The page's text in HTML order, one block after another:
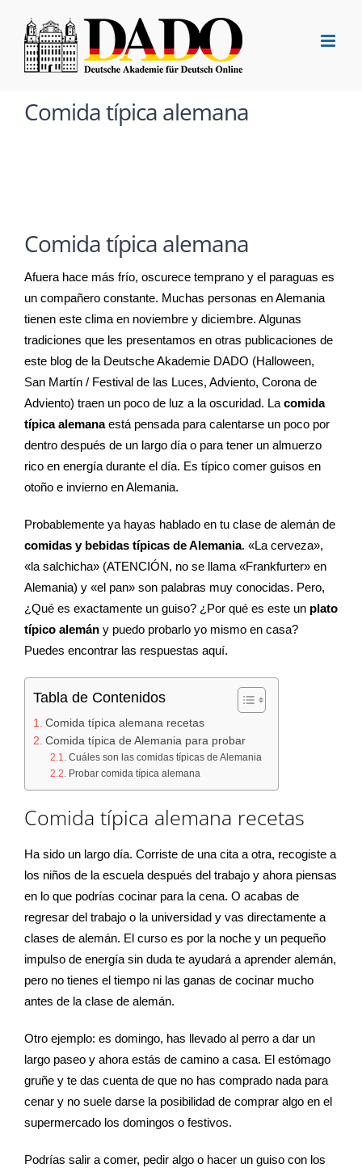
contenido
Comida típica alemana
Comida típica alemana
Afuera hace más frío, oscurece temprano y el paraguas es
un compañero constante. Muchas personas en Alemania
tienen este clima en noviembre y diciembre. Algunas
tradiciones que les presentamos en otras publicaciones de
este blog de la Deutsche Akademie DADO (Halloween,
San Martín / Festival de las Luces, Adviento, Corona de
Adviento) traen un poco de luz a la oscuridad. La comida
típica alemanaestá pensada para calentarse un poco por
dentro después de un largo día o para tener un almuerzo
rico en energía durante el día. Es típico comer guisos en
otoño e invierno en Alemania.
Probablemente ya hayas hablado en tu clase de alemán de
comidas y bebidas típicas de Alemania. «La cerveza»,
«la salchicha» (ATENCIÓN, no se llama «Frankfurter» en
Alemania) y «el pan» son palabras muy conocidas. Pero,
¿Qué es exactamente un guiso? ¿Por qué es este un plato
típico alemán y puedo probarlo yo mismo en casa?
Puedes encontrar las respuestas aquí.
Tabla de Contenidos
Comida típica alemana recetas
Comida típica de Alemania para probar
Cuáles son las comidas típicas de Alemania
Probar comida típica alemana
Comida típica alemana recetas
Ha sido un largo día. Corriste de una cita a otra, recogiste a
los niños de la escuela después del trabajo y ahora piensas
en lo que podrías cocinar para la cena. O acabas de
regresar del trabajo o la universidad y vas directamente a
clases de alemán. El curso es por la noche y un pequeño
impulso de energía sin duda te ayudará a aprender alemán,
pero no tienes el tiempo ni las ganas de cocinar mucho
antes de la clase de alemán.
Otro ejemplo: es domingo, has llevado al perro a dar un
largo paseo y ahora estás de camino a casa. El estómago
gruñe y te das cuenta de que no has comprado nada para
cenar y no suele darse la posibilidad de comprar algo en el
supermercado los domingos o festivos.
Podrías salir a comer, pedir algo o hacer un guiso con los